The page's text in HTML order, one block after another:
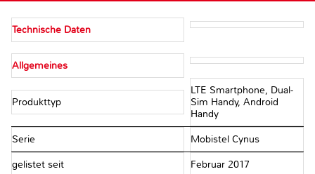
Technische Daten
Allgemeines
Produkttyp
LTE Smartphone, Dual-
Sim Handy, Android
Handy
Serie Mobistel Cynus
gelistet seit Februar 2017